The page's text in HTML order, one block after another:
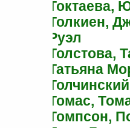
Токтаева,
Толкиен,
Руэл
Толстова,
Татьяна
Томас,
Томпсон,